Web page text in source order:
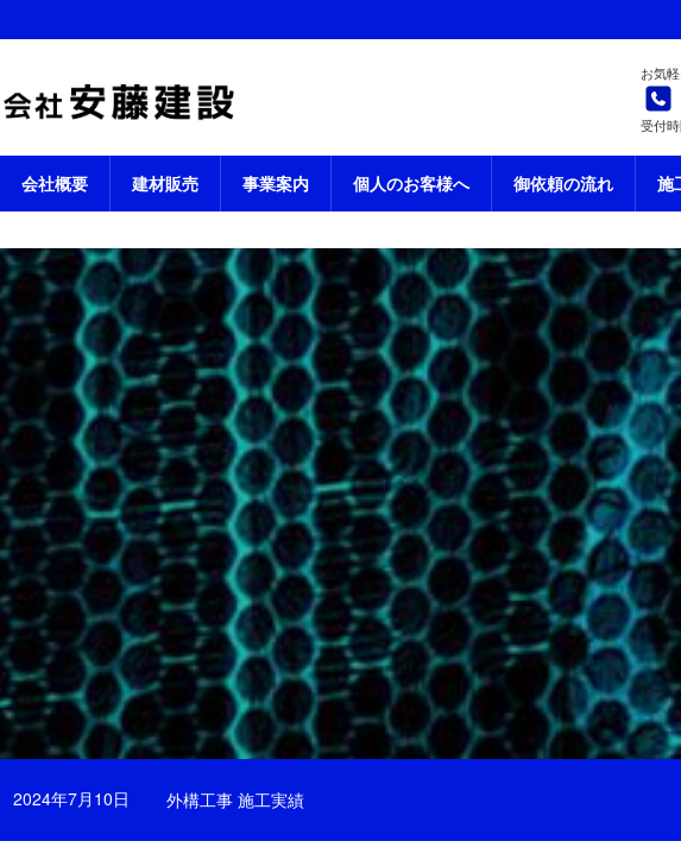
お気
受付
会社概要 建材販売 事業案内 個人のお客様へ 御依頼の流れ 施
残土処分 建材販売 造成工事は三重県四日
PRIVACY
ー 個人情報保護方針ー
株式会社安藤建設(以下「当社」)は、当社が運営するウェブサイト上より取得
びその他の規範を遵守し、以下の方針に従い個人情報の
2024年7月10日 外構工事 施工実績